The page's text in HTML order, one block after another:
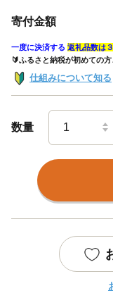
寄付金額
一度に決済する 返礼品数は
🔰ふるさと納税が初めての
仕組みについて知る
数量